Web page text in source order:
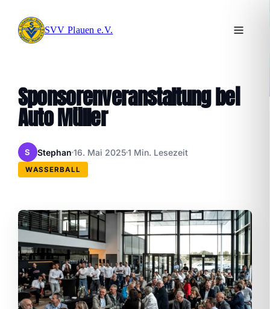
SVV Plauen e.V.
Sponsorenveranstaltung bei
Auto Müller
S Stephan 16. Mai 20251 Min. Lesezeit
WASSERBALL